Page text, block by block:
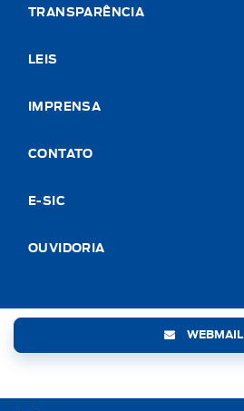
TRANSPARÊNCIA
LEIS
IMPRENSA
CONTATO
E-SIC
OUVIDORIA
WEBMAIL